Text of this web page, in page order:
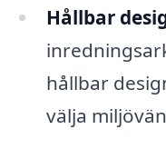
Hållbar
hållbar
välja